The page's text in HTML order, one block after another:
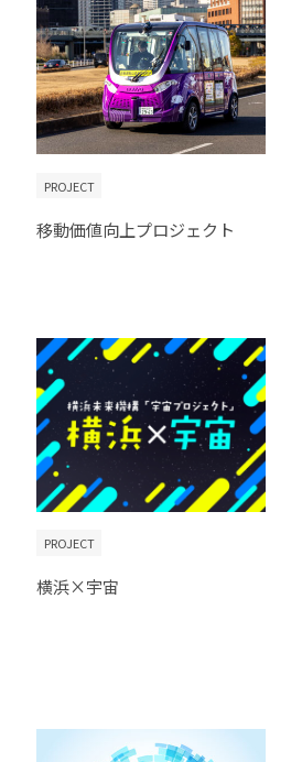
PROJECT
移動価値向上プロジェクト
PROJECT
横浜×宇宙